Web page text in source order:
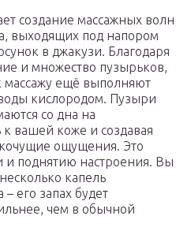
создание массажных волн
выходящих под напором
в джакузи. Благодаря
и множество пузырьков,
массажу ещё выполняют
кислородом. Пузыри
со дна на
к вашей коже и создавая
ощущения. Это
и поднятию настроения. Вы
капель
– его запах будет
чем в обычной